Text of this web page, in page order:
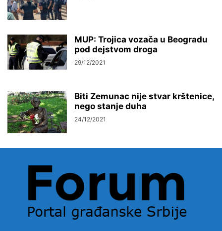
MUP: Trojica vozača u Beogradu
pod dejstvom droga
29/12/2021
Biti Zemunac nije stvar krštenice,
nego stanje duha
24/12/2021